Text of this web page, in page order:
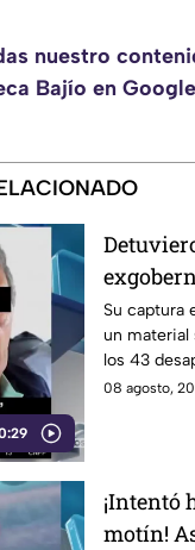
nuestro
Bajío en
Aguirre
Su captura
un material
los 43
Ayotzinapa
08 agosto,
¡Intentó
motín!